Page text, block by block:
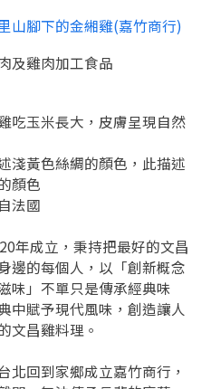
山腳下的金緗雞(嘉竹商行)
及雞肉加工食品
吃玉米長大，皮膚呈現自然
淺黃色絲綢的顏色，此描述
顏色
法國
年成立，秉持把最好的文昌
邊的每個人，以「創新概念
味」不單只是傳承經典味
中賦予現代風味，創造讓人
文昌雞料理。
北回到家鄉成立嘉竹商行，